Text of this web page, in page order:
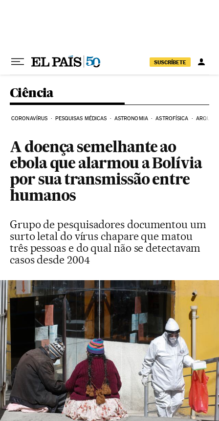
SUSCRÍBETE
Ciência
CORONAVÍRUS PESQUISAS MÉDICAS ASTRONOMIA ASTROFÍSICA
A doença semelhante ao
ebola que alarmou a Bolívia
por sua transmissão entre
humanos
Grupo de pesquisadores documentou um
surto letal do vírus chapare que matou
três pessoas e do qual não se detectavam
casos desde 2004